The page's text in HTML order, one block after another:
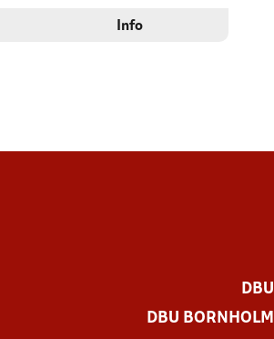
Info
DBU
DBU BORNHOLM